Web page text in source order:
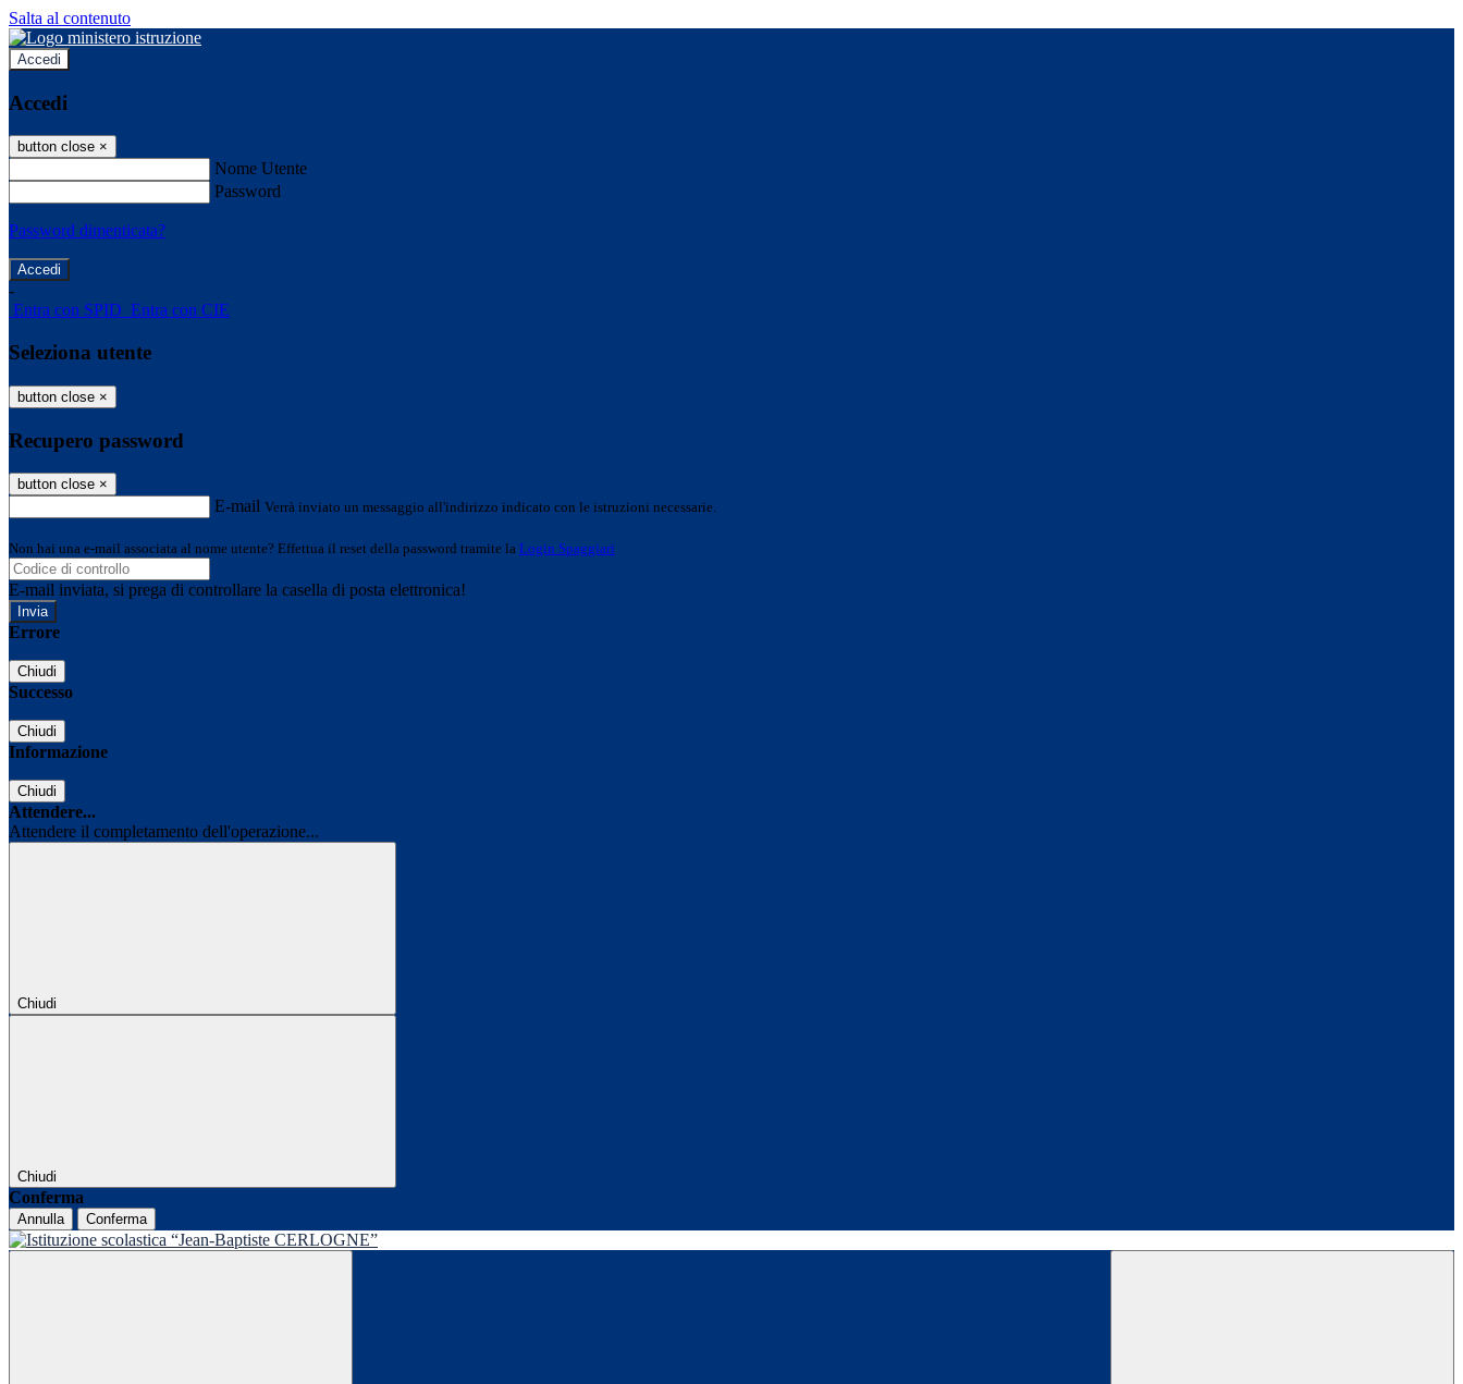
Salta al contenuto
Accedi
Accedi
button close ×
Nome Utente
Password
Password dimenticata?
-
Entra con SPID Entra con CIE
Seleziona utente
button close ×
Recupero password
button close ×
E-mail Verrà inviato un messaggio all'indirizzo indicato con le istruzioni necessarie.
Non hai una e-mail associata al nome utente? Effettua il reset della password tramite la Login Spaggiari
E-mail inviata, si prega di controllare la casella di posta elettronica!
Errore
Chiudi
Successo
Chiudi
Informazione
Chiudi
Attendere...
Attendere il completamento dell'operazione...
Chiudi
Chiudi
Conferma
Annulla Conferma